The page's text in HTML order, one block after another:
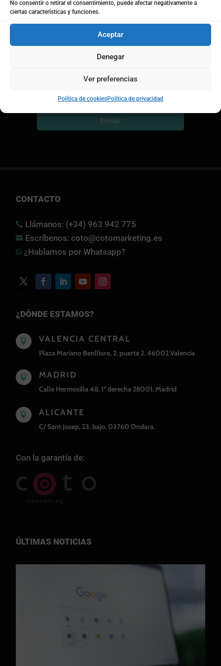
No consentir o retirar el consentimiento, puede afectar negativamente a
ciertas características y funciones.
Aceptar
Denegar
Ver preferencias
Política de cookiesPolítica de privacidad
Política de privacidad*
He leído y acepto los términos de la
Privacidad de Coto Consulting
Acepto recibir notificaciones de Coto
Enviar
CONTACTO
 Llámanos: (+34) 963 942 775
 Escríbenos: coto@cotomarketing.es
 ¿Hablamos por Whatsapp?
¿DÓNDE ESTAMOS?
 VALENCIA CENTRAL
Plaza Mariano Benlliure, 2, puerta 2. 46002 Valencia
 MADRID
Calle Hermosilla 48, 1º derecha 28001, Madrid
 ALICANTE
C/ Sant Josep, 23. bajo. 03760 Ondara.
Con la garantía de:
ÚLTIMAS NOTICIAS